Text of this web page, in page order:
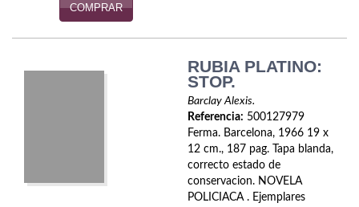
COMPRAR
RUBIA PLATINO:
STOP.
Barclay Alexis.
Referencia: 500127979
Ferma. Barcelona, 1966 19 x
12 cm., 187 pag. Tapa blanda,
correcto estado de
conservacion. NOVELA
POLICIACA . Ejemplares